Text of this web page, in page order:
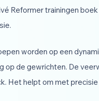
Reformer trainingen
worden op een
op de gewrichten. De
Het helpt om met